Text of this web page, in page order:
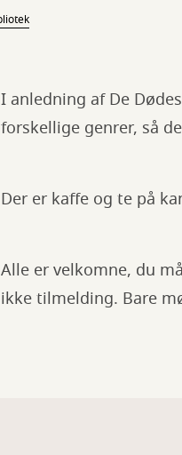
I anledning af De
forskellige genrer, så
Der er kaffe og te på
Alle er velkomne, du
ikke tilmelding. Bare